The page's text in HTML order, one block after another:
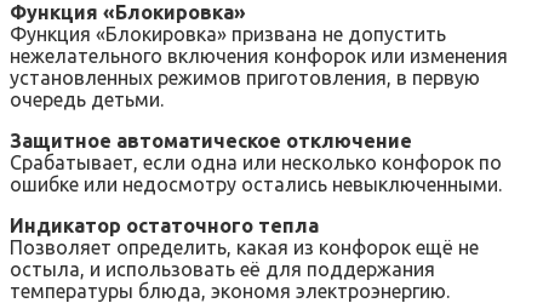
Функция «Блокировка»
Функция «Блокировка» призвана не допустить
нежелательного включения конфорок или изменения
установленных режимов приготовления, в первую
очередь детьми.
Защитное автоматическое отключение
Срабатывает, если одна или несколько конфорок по
ошибке или недосмотру остались невыключенными.
Индикатор остаточного тепла
Позволяет определить, какая из конфорок ещё не
остыла, и использовать её для поддержания
температуры блюда, экономя электроэнергию.